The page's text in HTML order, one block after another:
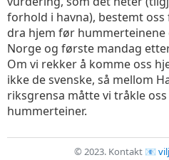
forhold i havna), bestemt
dra hjem før hummerteinene
Norge og første mandag
Om vi rekker å komme oss
ikke de svenske, så mellom
riksgrensa måtte vi tråkle
hummerteiner.
© 2023. Kontakt